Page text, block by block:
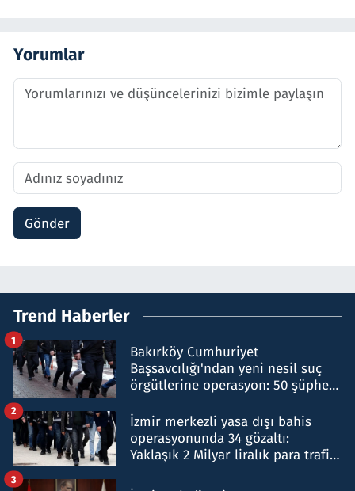
Yorumlar
Gönder
Trend Haberler
Bakırköy Cumhuriyet
Başsavcılığı'ndan yeni nesil suç
örgütlerine operasyon: 50 şüpheli
1
İzmir merkezli yasa dışı bahis
operasyonunda 34 gözaltı:
Yaklaşık 2 Milyar liralık para trafiği
2
3